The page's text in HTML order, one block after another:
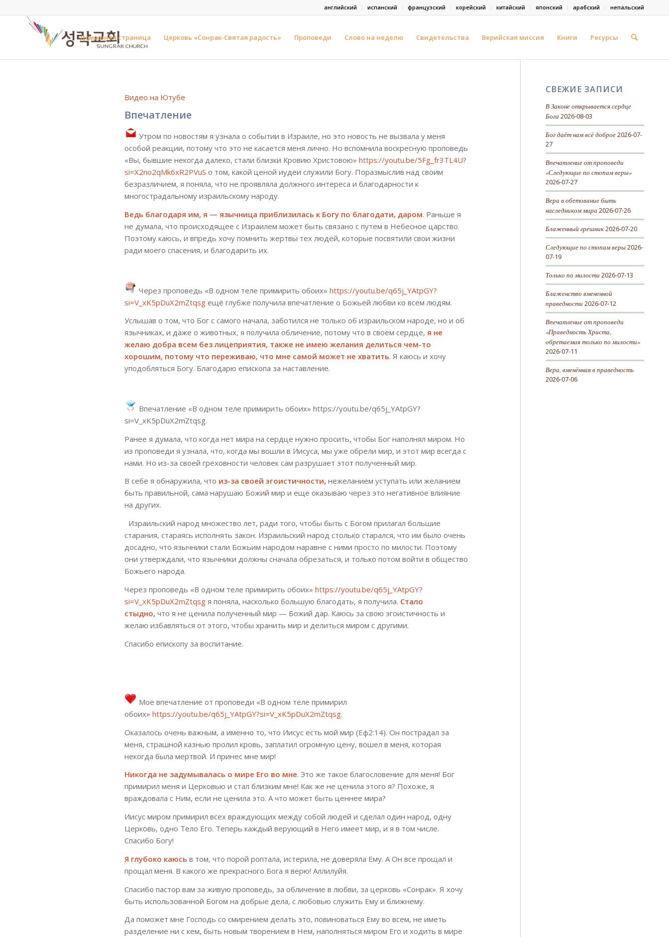
английский испанский французский корейский китайский японский арабский непальский
Домашняя страница Церковь «Сонрак-Святая радость» Проповеди Слово на неделю Свидетельства Верийская миссия Книги Ресурсы
Видео на Ютубе
Впечатление
Утром по новостям я узнала о событии в Израиле, но это новость не вызвала у меня
особой реакции, потому что это не касается меня лично. Но вспомнила воскресную проповедь
«Вы, бывшие некогда далеко, стали близки Кровию Христовою»https://youtu.be/5Fg_fr3TL4U?
si=X2no2qMk6xR2PVuS о том, какой ценой иудеи служили Богу. Поразмыслив над своим
безразличием, я поняла, что не проявляла должного интереса и благодарности к
многострадальному израильскому народу.
Ведь благодаря им, я — язычница приблизилась к Богу по благодати, даром. Раньше я
не думала, что происходящее с Израилем может быть связано с путем в Небесное царство.
Поэтому каюсь, и впредь хочу помнить жертвы тех людей, которые посвятили свои жизни
ради моего спасения, и благодарить их.
Через проповедь «В одном теле примирить обоих»https://youtu.be/q65j_YAtpGY?
si=V_xK5pDuX2mZtqsg ещё глубже получила впечатление о Божьей любви ко всем людям.
Услышав о том, что Бог с самого начала, заботился не только об израильском народе, но и об
язычниках, и даже о животных, я получила обличение, потому что в своем сердце,я не
желаю добра всем без лицеприятия, также не имею желания делиться чем-то
хорошим, потому что переживаю, что мне самой может не хватить. Я каюсь и хочу
уподобляться Богу. Благодарю епископа за наставление.
Впечатление «В одном теле примирить обоих» https://youtu.be/q65j_YAtpGY?
si=V_xK5pDuX2mZtqsg.
Ранее я думала, что когда нет мира на сердце нужно просить, чтобы Бог наполнял миром. Но
из проповеди я узнала, что, когда мы вошли в Иисуса, мы уже обрели мир, и этот мир всегда с
нами. Но из-за своей греховности человек сам разрушает этот полученный мир.
В себе я обнаружила, что из-за своей эгоистичности, нежеланием уступать или желанием
быть правильной, сама нарушаю Божий мир и еще оказываю через это негативное влияние
на других.
Израильский народ множество лет, ради того, чтобы быть с Богом прилагал большие
старания, стараясь исполнять закон. Израильский народ столько старался, что им было очень
досадно, что язычники стали Божьим народом наравне с ними просто по милости. Поэтому
они утверждали, что язычники должны сначала обрезаться, и только потом войти в общество
Божьего народа.
Через проповедь «В одном теле примирить обоих»https://youtu.be/q65j_YAtpGY?
si=V_xK5pDuX2mZtqsg я поняла, насколько большую благодать, я получила. Стало
стыдно, что я не ценила полученный мир — Божий дар. Каюсь за свою эгоистичность и
желаю избавляться от этого, чтобы хранить мир и делиться миром с другими.
Спасибо епископу за воспитание.
Мое впечатление от проповеди «В одном теле примирил
обоих»https://youtu.be/q65j_YAtpGY?si=V_xK5pDuX2mZtqsg.
Оказалось очень важным, а именно то, что Иисус есть мой мир (Еф2:14). Он пострадал за
меня, страшной казнью пролил кровь, заплатил огромную цену, вошел в меня, которая
некогда была мертвой. И принес мне мир!
Никогда не задумывалась о мире Его во мне. Это же такое благословение для меня! Бог
примирил меня и Церковью и стал близким мне! Как же не ценила этого я? Похоже, я
враждовала с Ним, если не ценила это. А что может быть ценнее мира?
Иисус миром примирил всех враждующих между собой людей и сделал один народ, одну
Церковь, одно Тело Его. Теперь каждый верующий в Него имеет мир, и я в том числе.
Спасибо Богу!
Я глубоко каюсь в том, что порой роптала, истерила, не доверяла Ему. А Он все прощал и
прощал меня. В какого же прекрасного Бога я верю! Аллилуйя.
Спасибо пастор вам за живую проповедь, за обличение в любви, за церковь «Сонрак». Я хочу
быть использованной Богом на добрые дела, с любовью служить Ему и ближнему.
Да поможет мне Господь со смирением делать это, повиноваться Ему во всем, не иметь
разделение ни с кем, быть новым творением в Нем, наполняться миром Его и ходить в мире
СВЕЖИЕ ЗАПИСИ
В Законе открывается сердце
Бога 2026-08-03
Бог даёт нам всё доброе2026-07-
27
Впечатление от проповеди
«Следующие по стопам веры»
2026-07-27
Вера в обетование быть
наследником мира 2026-07-26
Блаженный грешник2026-07-20
Следующие по стопам веры2026-
07-19
Только по милости 2026-07-13
Блаженство вмененной
праведности 2026-07-12
Впечатление от проповеди
«Праведность Христа,
обретаемая только по милости»
2026-07-11
Вера, вменённая в праведность
2026-07-06